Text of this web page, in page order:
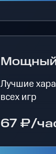
Лучшие
всех игр
67 ₽/